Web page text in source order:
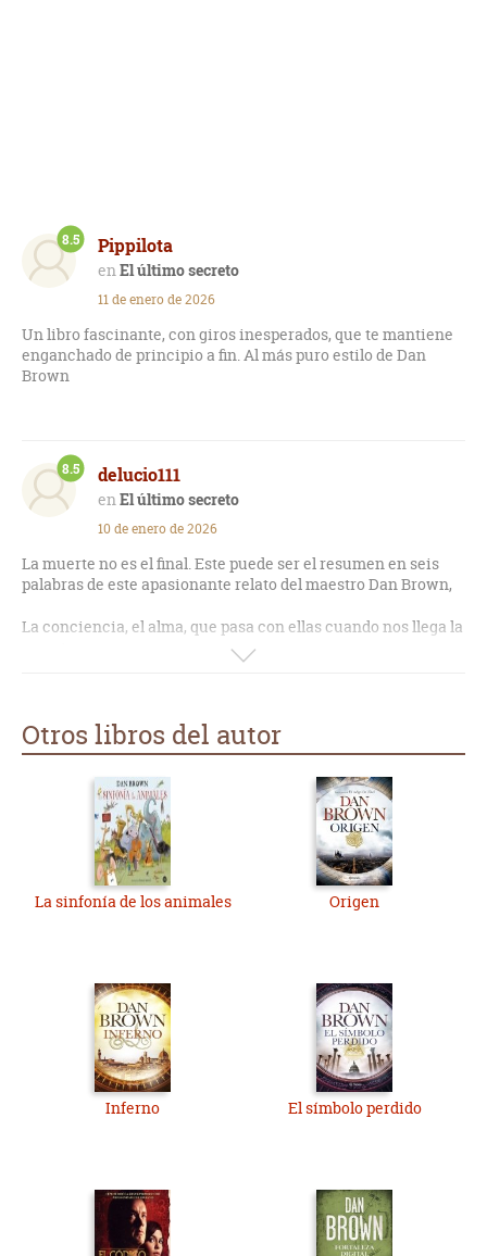
Pippilota
El último secreto
8.5
11 de enero de 2026
Un libro fascinante, con giros inesperados, que te mantiene
enganchado de principio a fin. Al más puro estilo de Dan
Brown
delucio111
El último secreto
8.5
10 de enero de 2026
La muerte no es el final. Este puede ser el resumen en seis
palabras de este apasionante relato del maestro Dan Brown,
La conciencia, el alma, que pasa con ellas cuando nos llega la
EEUU, más de 800 páginas en capítulos amenos y que te
invitan a seguir leyendo uno tras otro, todo pasa en un largo
día para Robert Landong y su pareja que se verán envueltos
en mil y una situaciones que incluso pueden costarles la
Gran libro para disfrutar leyendo y para pensar que nos
espera después de la muerte.
Otros libros del autor
La sinfonía de los animales Origen
Inferno El símbolo perdido